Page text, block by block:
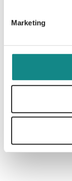
Marketing
PDF